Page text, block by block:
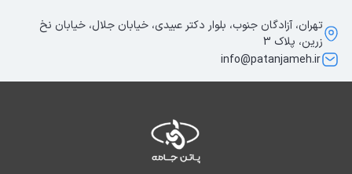
تهران، آزادگان جنوب، بلوار دکتر عبیدی، خیابان جلال، خیابان نخ
زرین، پلاک 3
info@patanjameh.ir